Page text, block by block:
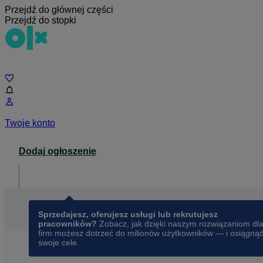
Przejdź do głównej części
Przejdź do stopki
Twoje konto
Dodaj ogłoszenie
Sprzedajesz, oferujesz usługi lub rekrutujesz
pracowników? Zobacz, jak dzięki naszym rozwiązaniom dla
firm możesz dotrzeć do milionów użytkowników — i osiągnąć
swoje cele.